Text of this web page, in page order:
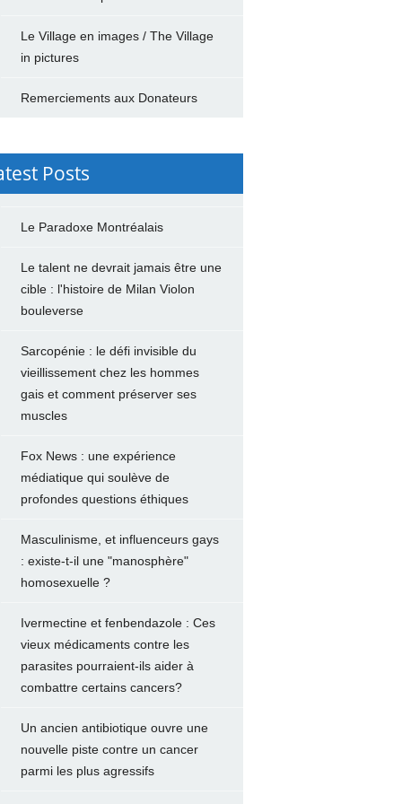
Le Village en images / The Village
in pictures
Remerciements aux Donateurs
Posts
Le Paradoxe Montréalais
Le talent ne devrait jamais être une
cible : l'histoire de Milan Violon
bouleverse
Sarcopénie : le défi invisible du
vieillissement chez les hommes
gais et comment préserver ses
muscles
Fox News : une expérience
médiatique qui soulève de
profondes questions éthiques
Masculinisme, et influenceurs gays
: existe-t-il une "manosphère"
homosexuelle ?
Ivermectine et fenbendazole : Ces
vieux médicaments contre les
parasites pourraient-ils aider à
combattre certains cancers?
Un ancien antibiotique ouvre une
nouvelle piste contre un cancer
parmi les plus agressifs